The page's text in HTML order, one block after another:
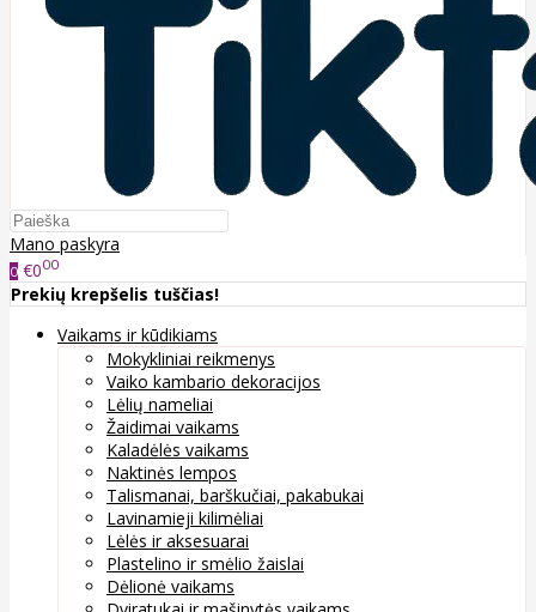
Mano paskyra
0 €000
Prekių krepšelis tuščias!
Vaikams ir kūdikiams
Mokykliniai reikmenys
Vaiko kambario dekoracijos
Lėlių nameliai
Žaidimai vaikams
Kaladėlės vaikams
Naktinės lempos
Talismanai, barškučiai, pakabukai
Lavinamieji kilimėliai
Lėlės ir aksesuarai
Plastelino ir smėlio žaislai
Dėlionė vaikams